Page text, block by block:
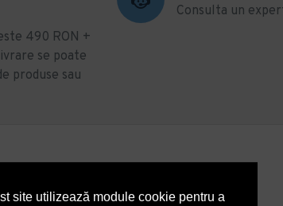
site utilizează module cookie pentru a
490 RON +
se poate
produse sau
Consulta un
cutie